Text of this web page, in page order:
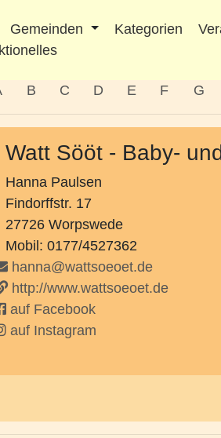
Gemeinden Kategorien
B C D E F G
Watt Sööt - Baby-
Hanna Paulsen
Findorffstr. 17
27726 Worpswede
Mobil: 0177/4527362
hanna@wattsoeoet.de
http://www.wattsoeoet.de
auf Facebook
auf Instagram